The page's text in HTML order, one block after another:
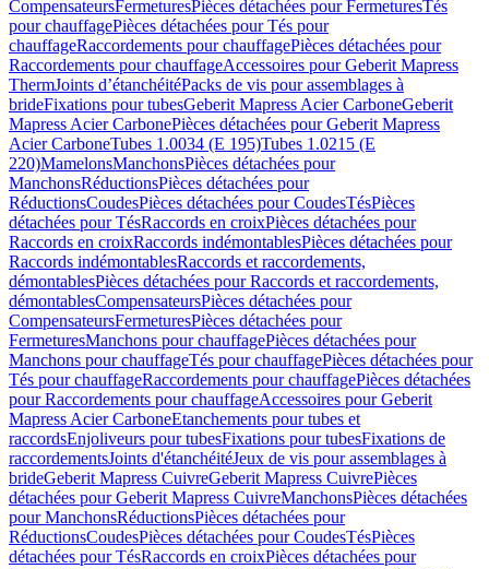
CompensateursFermeturesPièces détachées pour FermeturesTés
pour chauffagePièces détachées pour Tés pour
chauffageRaccordements pour chauffagePièces détachées pour
Raccordements pour chauffageAccessoires pour Geberit Mapress
ThermJoints d’étanchéitéPacks de vis pour assemblages à
brideFixations pour tubesGeberit Mapress Acier CarboneGeberit
Mapress Acier CarbonePièces détachées pour Geberit Mapress
Acier CarboneTubes 1.0034 (E 195)Tubes 1.0215 (E
220)MamelonsManchonsPièces détachées pour
ManchonsRéductionsPièces détachées pour
RéductionsCoudesPièces détachées pour CoudesTésPièces
détachées pour TésRaccords en croixPièces détachées pour
Raccords en croixRaccords indémontablesPièces détachées pour
Raccords indémontablesRaccords et raccordements,
démontablesPièces détachées pour Raccords et raccordements,
démontablesCompensateursPièces détachées pour
CompensateursFermeturesPièces détachées pour
FermeturesManchons pour chauffagePièces détachées pour
Manchons pour chauffageTés pour chauffagePièces détachées pour
Tés pour chauffageRaccordements pour chauffagePièces détachées
pour Raccordements pour chauffageAccessoires pour Geberit
Mapress Acier CarboneEtanchements pour tubes et
raccordsEnjoliveurs pour tubesFixations pour tubesFixations de
raccordementsJoints d'étanchéitéJeux de vis pour assemblages à
brideGeberit Mapress CuivreGeberit Mapress CuivrePièces
détachées pour Geberit Mapress CuivreManchonsPièces détachées
pour ManchonsRéductionsPièces détachées pour
RéductionsCoudesPièces détachées pour CoudesTésPièces
détachées pour TésRaccords en croixPièces détachées pour